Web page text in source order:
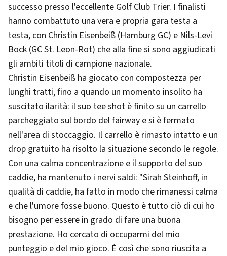
successo presso l'eccellente Golf Club Trier. I finalisti
hanno combattuto una vera e propria gara testa a
testa, con Christin Eisenbeiß (Hamburg GC) e Nils-Levi
Bock (GC St. Leon-Rot) che alla fine si sono aggiudicati
gli ambiti titoli di campione nazionale.
Christin Eisenbeiß ha giocato con compostezza per
lunghi tratti, fino a quando un momento insolito ha
suscitato ilarità: il suo tee shot è finito su un carrello
parcheggiato sul bordo del fairway e si è fermato
nell'area di stoccaggio. Il carrello è rimasto intatto e un
drop gratuito ha risolto la situazione secondo le regole.
Con una calma concentrazione e il supporto del suo
caddie, ha mantenuto i nervi saldi: "Sirah Steinhoff, in
qualità di caddie, ha fatto in modo che rimanessi calma
e che l'umore fosse buono. Questo è tutto ciò di cui ho
bisogno per essere in grado di fare una buona
prestazione. Ho cercato di occuparmi del mio
punteggio e del mio gioco. È così che sono riuscita a